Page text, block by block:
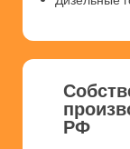
РФ